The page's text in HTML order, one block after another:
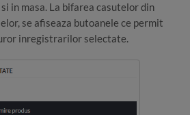
in masa. La bifarea casutelor din
se afiseaza butoanele ce permit
inregistrarilor selectate.